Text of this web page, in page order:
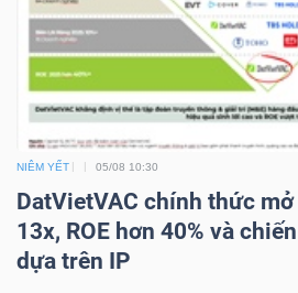
NIÊM YẾT 05/08 10:30
DatVietVAC chính thức
13x, ROE hơn 40% và
dựa trên IP
CÔNG
NGHIỆP
DÙNG
KHÔNG
THIẾT